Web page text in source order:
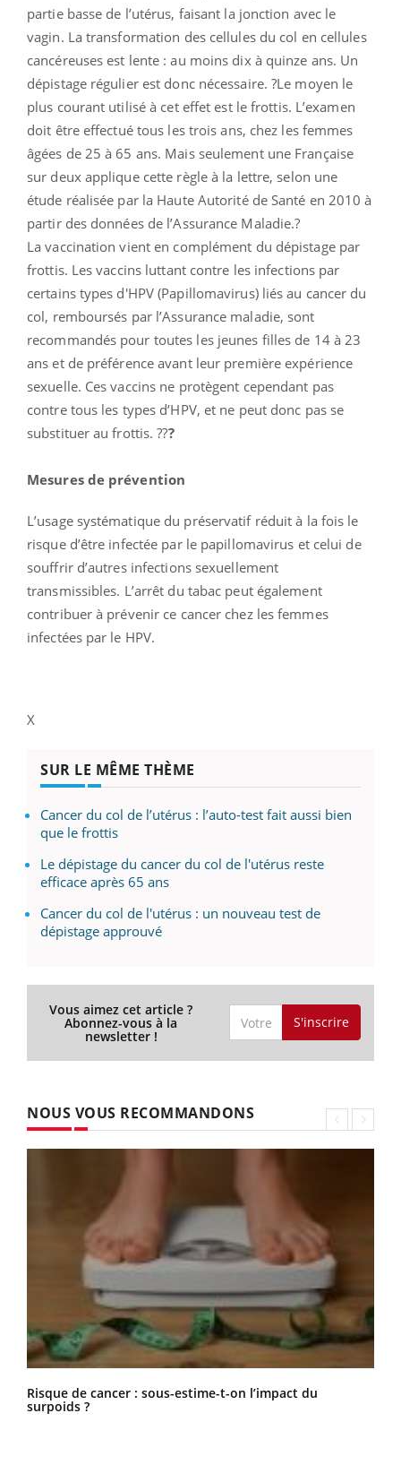
partie basse de l’utérus, faisant la jonction avec le
vagin. La transformation des cellules du col en cellules
cancéreuses est lente : au moins dix à quinze ans. Un
dépistage régulier est donc nécessaire. ?Le moyen le
plus courant utilisé à cet effet est le frottis. L’examen
doit être effectué tous les trois ans, chez les femmes
âgées de 25 à 65 ans. Mais seulement une Française
sur deux applique cette règle à la lettre, selon une
étude réalisée par la Haute Autorité de Santé en 2010 à
partir des données de l’Assurance Maladie.?
La vaccination vient en complément du dépistage par
frottis. Les vaccins luttant contre les infections par
certains types d'HPV (Papillomavirus) liés au cancer du
col, remboursés par l’Assurance maladie, sont
recommandés pour toutes les jeunes filles de 14 à 23
ans et de préférence avant leur première expérience
sexuelle. Ces vaccins ne protègent cependant pas
contre tous les types d’HPV, et ne peut donc pas se
substituer au frottis. ???
Mesures de prévention
L’usage systématique du préservatif réduit à la fois le
risque d’être infectée par le papillomavirus et celui de
souffrir d’autres infections sexuellement
transmissibles. L’arrêt du tabac peut également
contribuer à prévenir ce cancer chez les femmes
infectées par le HPV.
X
SUR LE MÊME THÈME
Cancer du col de l’utérus : l’auto-test fait aussi bien
que le frottis
Le dépistage du cancer du col de l'utérus reste
efficace après 65 ans
Cancer du col de l'utérus : un nouveau test de
dépistage approuvé
Vous aimez cet article ?
Abonnez-vous à la
newsletter !
S'inscrire
NOUS VOUS RECOMMANDONS
Risque de cancer : sous-estime-t-on l’impact du
surpoids ?